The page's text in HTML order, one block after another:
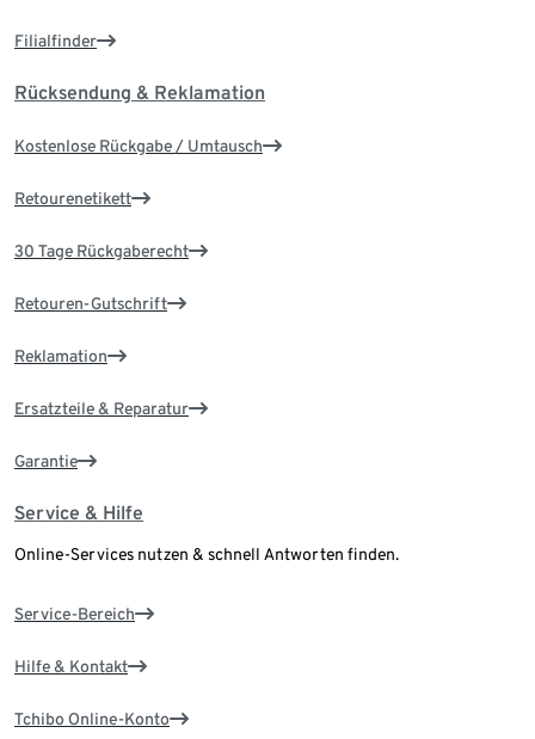
Filialfinder
Rücksendung & Reklamation
Kostenlose Rückgabe / Umtausch
Retourenetikett
30 Tage Rückgaberecht
Retouren-Gutschrift
Reklamation
Ersatzteile & Reparatur
Garantie
Service & Hilfe
Online-Services nutzen & schnell Antworten finden.
Service-Bereich
Hilfe & Kontakt
Tchibo Online-Konto